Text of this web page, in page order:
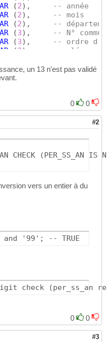
(2)
-- année
(2)
-- mois
(2)
--
(3)
-- N°
(3)
-- ordre
(2)
-- clé
CHECK (
CHECK (
CHECK (
CHECK (
NULL
AND
AND
AND
AND
UNIQUE (
un 13 n'est pas validé
0
0
#2
CHECK
vers un entier à du
'99'; -- TRUE
check (per_ss_an
0
0
#3